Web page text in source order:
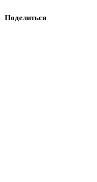
Поделиться